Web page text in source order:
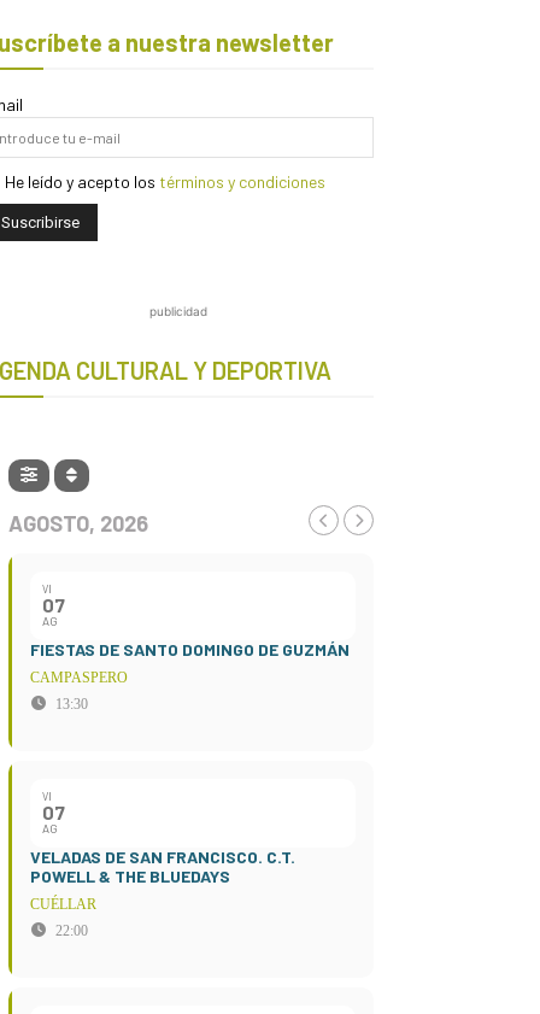
a nuestra newsletter
He leído y acepto los términos y condiciones
publicidad
CULTURAL Y DEPORTIVA
AGOSTO, 2026
VI
07
AG
FIESTAS DE SANTO DOMINGO DE GUZMÁN
CAMPASPERO
13:30
VI
07
AG
VELADAS DE SAN FRANCISCO. C.T.
POWELL & THE BLUEDAYS
CUÉLLAR
22:00